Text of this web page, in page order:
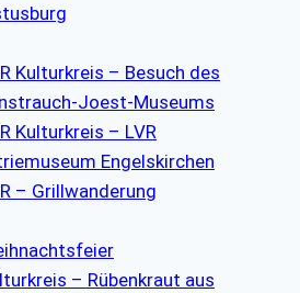
Kulturkreis – Besuch des
Joest-Museums
Kulturkreis – LVR
Engelskirchen
– Grillwanderung
– Rübenkraut aus